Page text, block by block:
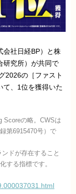
会社日経BP）と株
研究所）が共同で
2026の［ファスト
て、1位を獲得いた
Scoreの略。CWSは
第6915470号）で
ドが存在すること
する指標です。